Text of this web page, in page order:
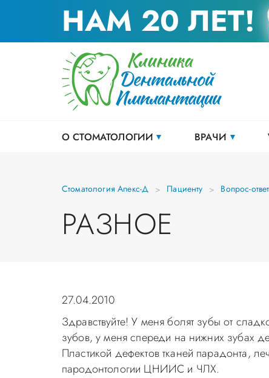
НАМ 20 ЛЕТ!
О СТОМАТОЛОГИИ ВРАЧИ
Стоматология Апекс-Д Пациенту Вопрос-ответ
РАЗНОЕ
27.04.2010
Здравствуйте! У меня болят зубы от
зубов, у меня спереди на нижних зубах
Пластикой дефектов тканей парадонта,
пародонтологии ЦНИИС и ЧЛХ.